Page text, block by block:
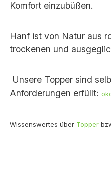
Komfort einzubüßen.
Hanf ist von Natur aus
trockenen und
Unsere Topper sind
Anforderungen erfüllt:
Wissenswertes über Topper